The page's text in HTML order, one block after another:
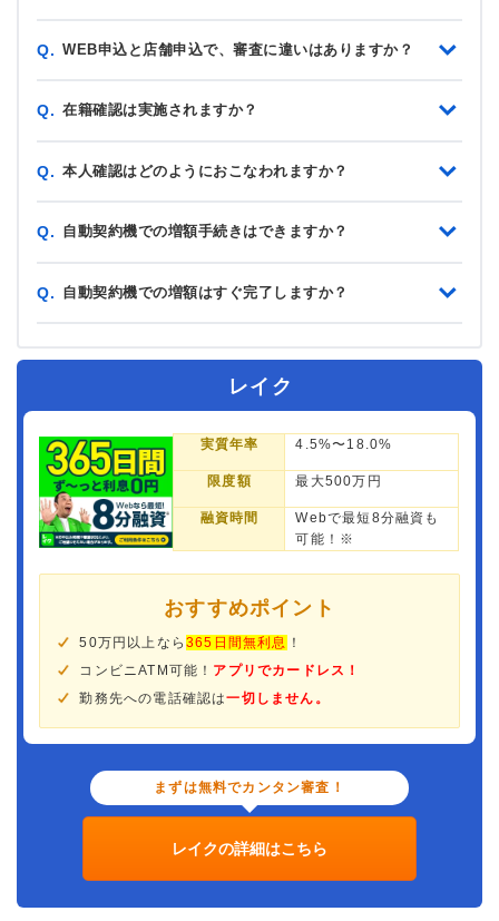
Q. WEB申込と店舗申込で、審査に違いはありますか？
Q. 在籍確認は実施されますか？
Q. 本人確認はどのようにおこなわれますか？
Q. 自動契約機での増額手続きはできますか？
Q. 自動契約機での増額はすぐ完了しますか？
レイク
実質年率 4.5%〜18.0%
限度額 最大500万円
融資時間
Webで最短8分融資も
可能！※
おすすめポイント
50万円以上なら365日間無利息
！
コンビニATM可能！ アプリでカードレス！
勤務先への電話確認は一切しません。
まずは無料でカンタン審査！
レイクの詳細はこちら